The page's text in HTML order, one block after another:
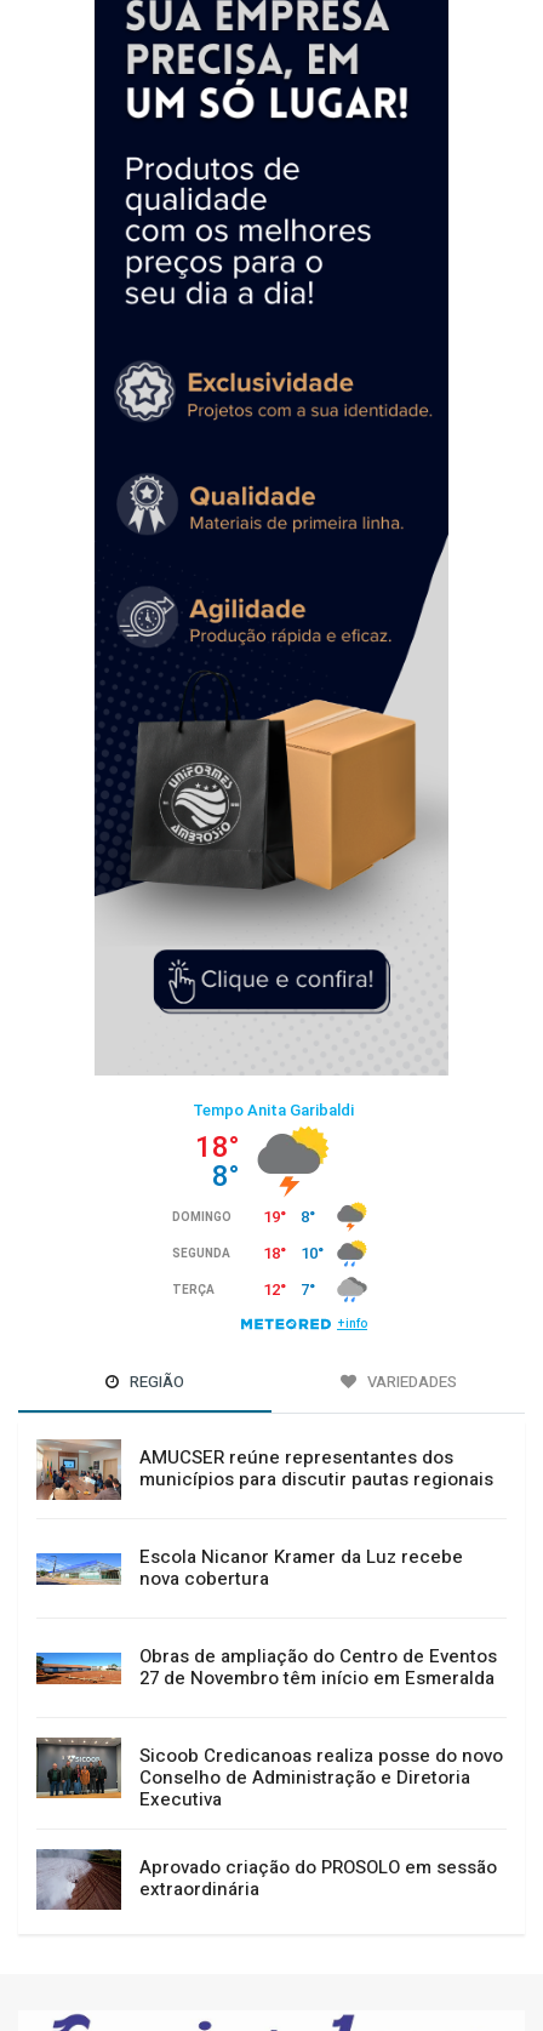
REGIÃO VARIEDADES
AMUCSER reúne representantes dos
municípios para discutir pautas regionais
Escola Nicanor Kramer da Luz recebe
nova cobertura
Obras de ampliação do Centro de Eventos
27 de Novembro têm início em Esmeralda
Sicoob Credicanoas realiza posse do novo
Conselho de Administração e Diretoria
Executiva
Aprovado criação do PROSOLO em sessão
extraordinária